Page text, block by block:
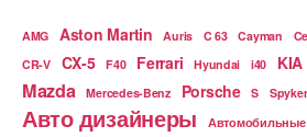
AMG Aston Martin Auris C 63 Cayman
CR-V
CX-5 F40 Ferrari Hyundai i40 KIA
Mazda Mercedes-Benz Porsche S Spyker
Авто дизайнеры Автомобильные